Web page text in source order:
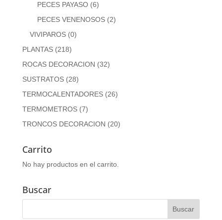
PECES PAYASO (6)
PECES VENENOSOS (2)
VIVIPAROS (0)
PLANTAS (218)
ROCAS DECORACION (32)
SUSTRATOS (28)
TERMOCALENTADORES (26)
TERMOMETROS (7)
TRONCOS DECORACION (20)
Carrito
No hay productos en el carrito.
Buscar